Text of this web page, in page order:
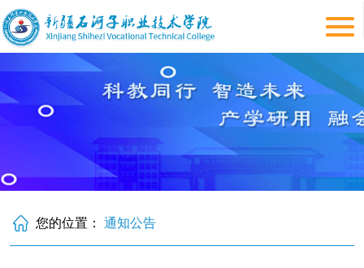
您的位置：通知公告